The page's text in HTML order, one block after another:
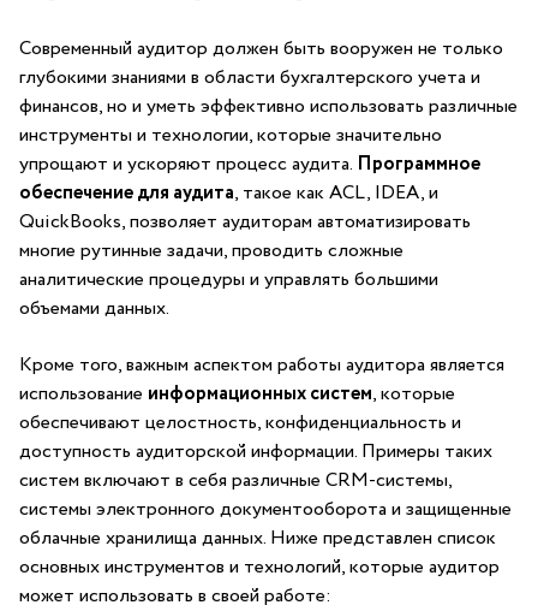
Современный аудитор должен быть вооружен ⁣не только⁤
глубокими знаниями в области бухгалтерского учета и ​
финансов, но ⁤и уметь эффективно использовать различные
‌инструменты и технологии, которые значительно
упрощают и ускоряют процесс аудита. Программное
обеспечение для‍ аудита, ⁣такое как ACL, IDEA, и
QuickBooks, позволяет аудиторам автоматизировать
многие‍ рутинные⁤ задачи,⁤ проводить сложные
аналитические процедуры и управлять большими
объемами данных.
Кроме того, ‍важным аспектом‍ работы аудитора является
использование информационных систем, которые
обеспечивают целостность, конфиденциальность и
доступность аудиторской информации. ‌Примеры таких
⁢систем включают⁣ в себя различные CRM-системы,​
системы ⁢электронного документооборота и защищенные
облачные хранилища ⁤данных. Ниже представлен⁢ список
основных инструментов и технологий, ⁤которые аудитор
может⁢ использовать в своей работе: